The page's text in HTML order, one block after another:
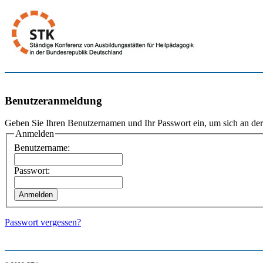
Benutzeranmeldung
Geben Sie Ihren Benutzernamen und Ihr Passwort ein, um sich an
Anmelden
Benutzername:
Passwort:
Passwort vergessen?